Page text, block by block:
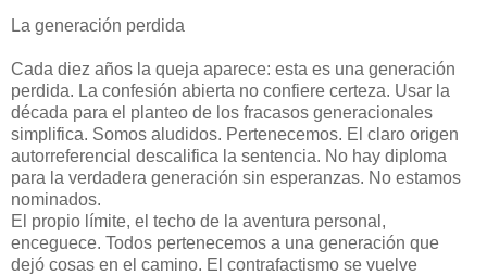
La generación perdida
Cada diez años la queja aparece: esta es una generación
perdida. La confesión abierta no confiere certeza. Usar la
década para el planteo de los fracasos generacionales
simplifica. Somos aludidos. Pertenecemos. El claro origen
autorreferencial descalifica la sentencia. No hay diploma
para la verdadera generación sin esperanzas. No estamos
nominados.
El propio límite, el techo de la aventura personal,
enceguece. Todos pertenecemos a una generación que
dejó cosas en el camino. El contrafactismo se vuelve